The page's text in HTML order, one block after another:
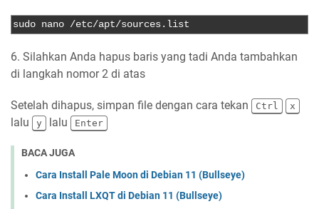
sudo nano /etc/apt/sources. list
6. Silahkan Anda hapus baris yang tadi Anda tambahkan
di langkah nomor 2 di atas
Setelah dihapus, simpan file dengan cara tekan Ctrl x
lalu y lalu Enter
BACA JUGA
Cara Install Pale Moon di Debian 11 (Bullseye)
Cara Install LXQT di Debian 11 (Bullseye)